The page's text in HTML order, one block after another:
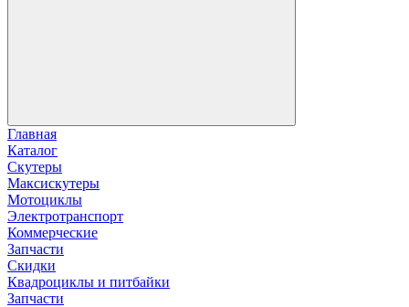
Главная
Каталог
Скутеры
Максискутеры
Мотоциклы
Электротранспорт
Коммерческие
Запчасти
Скидки
Квадроциклы и питбайки
Запчасти